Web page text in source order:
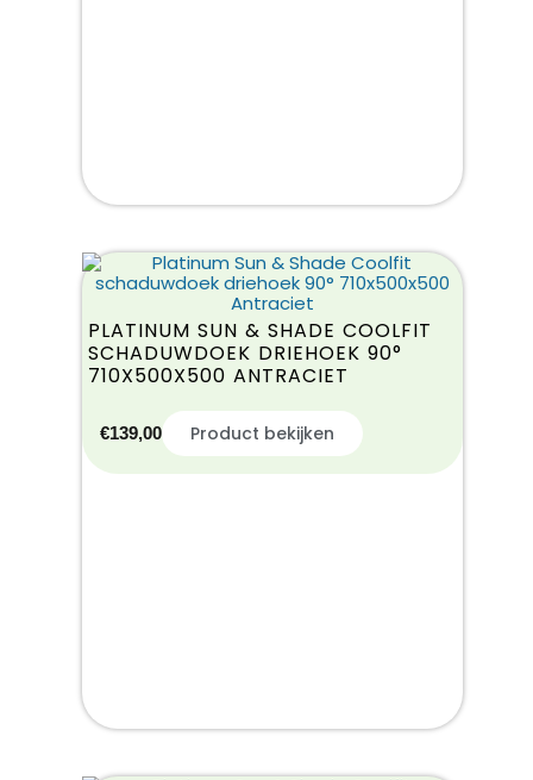
PLATINUM SUN & SHADE COOLFIT
SCHADUWDOEK DRIEHOEK 90°
710X500X500 ANTRACIET
€139,00 Product bekijken